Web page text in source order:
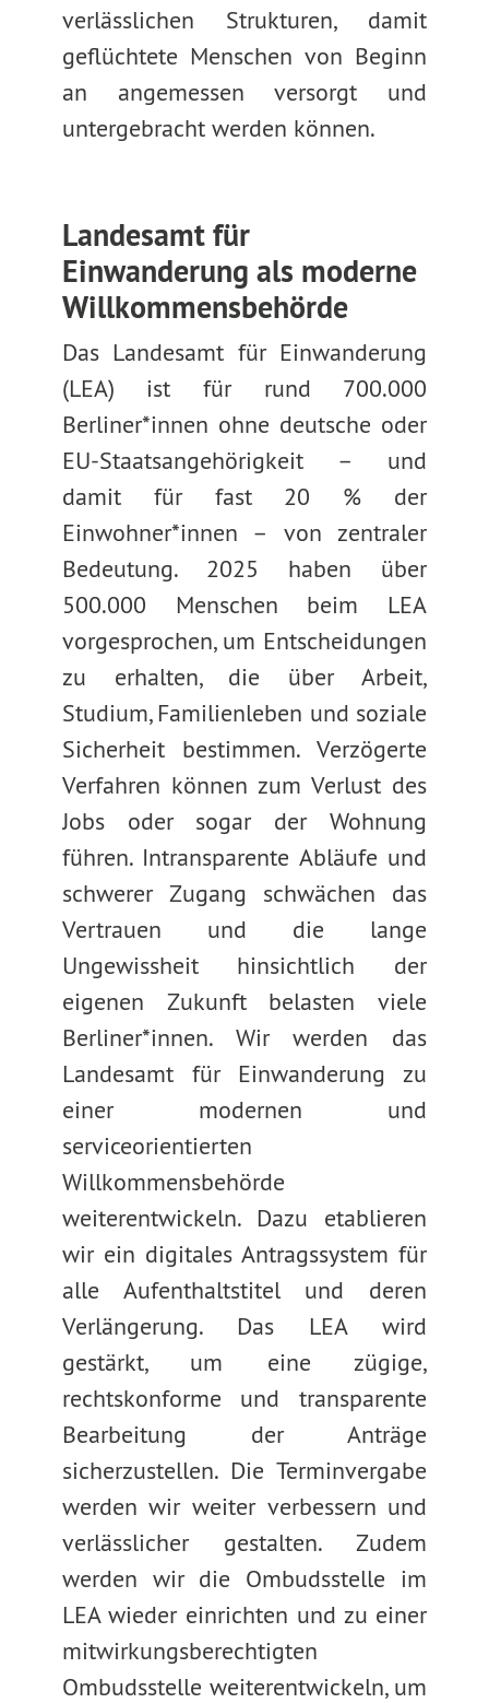
verlässlichen Strukturen, damit
geflüchtete Menschen von Beginn
an angemessen versorgt und
untergebracht werden können.
Landesamt für
Einwanderung als moderne
Willkommensbehörde
Das Landesamt für Einwanderung
(LEA) ist für rund 700.000
Berliner*innen ohne deutsche oder
EU-Staatsangehörigkeit – und
damit für fast 20 % der
Einwohner*innen – von zentraler
Bedeutung. 2025 haben über
500.000 Menschen beim LEA
vorgesprochen, um Entscheidungen
zu erhalten, die über Arbeit,
Studium, Familienleben und soziale
Sicherheit bestimmen. Verzögerte
Verfahren können zum Verlust des
Jobs oder sogar der Wohnung
führen. Intransparente Abläufe und
schwerer Zugang schwächen das
Vertrauen und die lange
Ungewissheit hinsichtlich der
eigenen Zukunft belasten viele
Berliner*innen. Wir werden das
Landesamt für Einwanderung zu
einer modernen und
serviceorientierten
Willkommensbehörde
weiterentwickeln. Dazu etablieren
wir ein digitales Antragssystem für
alle Aufenthaltstitel und deren
Verlängerung. Das LEA wird
gestärkt, um eine zügige,
rechtskonforme und transparente
Bearbeitung der Anträge
sicherzustellen. Die Terminvergabe
werden wir weiter verbessern und
verlässlicher gestalten. Zudem
werden wir die Ombudsstelle im
LEA wieder einrichten und zu einer
mitwirkungsberechtigten
Ombudsstelle weiterentwickeln, um